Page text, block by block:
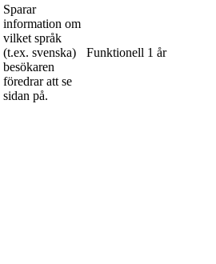
Sparar
information om
vilket språk
(t.ex. svenska)
besökaren
föredrar att se
sidan på.
Funktionell 1 år